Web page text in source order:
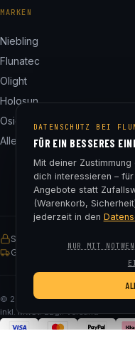
MARKEN
Niebling
Flunatec
Olight
Holosun
Osight
Alle 24 Marken
SSL-verschlüsselt
Gratis Versand ab € 75
© 2026 Fluna Tec & Research
inkl. MwSt. zzgl. Versand
DATENSCHUTZ BEI
FÜR EIN BESSERES
Mit deiner
dich interessieren –
Angebote statt
(Warenkorb,
jederzeit in den
NUR MIT